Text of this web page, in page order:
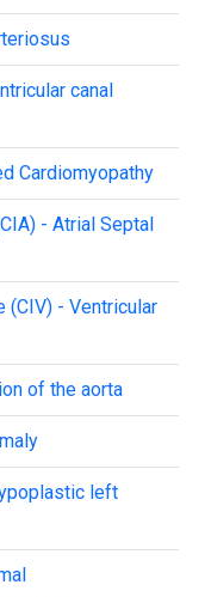
canal
Cardiomyopathy
- Atrial Septal
(CIV) - Ventricular
of the aorta
left